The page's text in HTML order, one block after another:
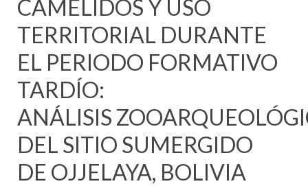
CAMÉLIDOS Y USO
TERRITORIAL DURANTE
EL PERIODO FORMATIVO
TARDÍO:
ANÁLISIS
DEL SITIO SUMERGIDO
DE OJJELAYA, BOLIVIA